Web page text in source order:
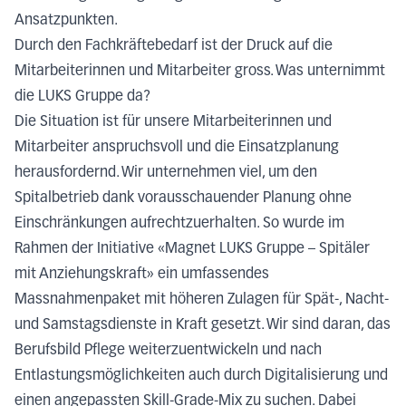
Ansatzpunkten.
Durch den Fachkräftebedarf ist der Druck auf die
Mitarbeiterinnen und Mitarbeiter gross. Was unternimmt
die LUKS Gruppe da?
Die Situation ist für unsere Mitarbeiterinnen und
Mitarbeiter anspruchsvoll und die Einsatzplanung
herausfordernd. Wir unternehmen viel, um den
Spitalbetrieb dank vorausschauender Planung ohne
Einschränkungen aufrechtzuerhalten. So wurde im
Rahmen der Initiative «Magnet LUKS Gruppe – Spitäler
mit Anziehungskraft» ein umfassendes
Massnahmenpaket mit höheren Zulagen für Spät-, Nacht-
und Samstagsdienste in Kraft gesetzt. Wir sind daran, das
Berufsbild Pflege weiterzuentwickeln und nach
Entlastungsmöglichkeiten auch durch Digitalisierung und
einen angepassten Skill-Grade-Mix zu suchen. Dabei